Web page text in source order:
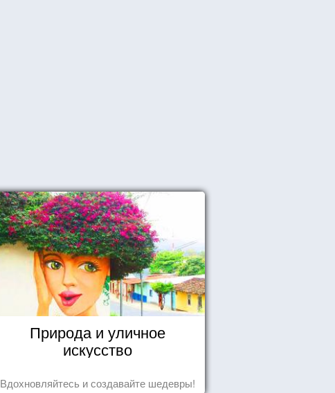
Природа и уличное
искусство
Вдохновляйтесь и создавайте шедевры!